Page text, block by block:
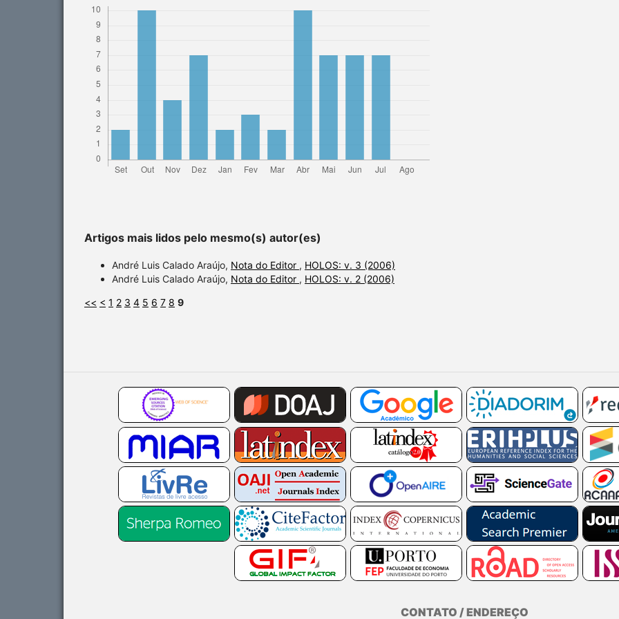
Artigos mais lidos pelo mesmo(s) autor(es)
André Luis Calado Araújo, Nota do Editor , HOLOS: v. 3 (2006)
André Luis Calado Araújo, Nota do Editor , HOLOS: v. 2 (2006)
<< < 1 2 3 4 5 6 7 8 9
CONTATO / ENDEREÇO